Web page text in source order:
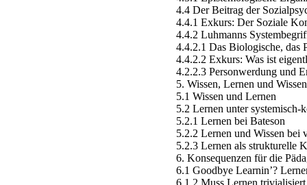
4.4 Der Beitrag der
4.4.1 Exkurs: Der Soziale
4.4.2 Luhmanns
4.4.2.1 Das Biologische, das
4.4.2.2 Exkurs: Was ist
4.2.2.3 Personwerdung und
5. Wissen, Lernen und
5.1 Wissen und Lernen
5.2 Lernen unter systemisch-
5.2.1 Lernen bei Bateson
5.2.2 Lernen und Wissen bei
5.2.3 Lernen als strukturelle
6. Konsequenzen für die
6.1 Goodbye Learnin’?
6.1.2 Muss Lernen